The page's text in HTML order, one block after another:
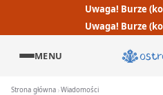
Uwaga! Burze
Uwaga! Burze
MENU
Strona główna Wiadomości